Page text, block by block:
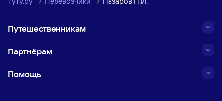
Путешественникам
Партнёрам
Помощь